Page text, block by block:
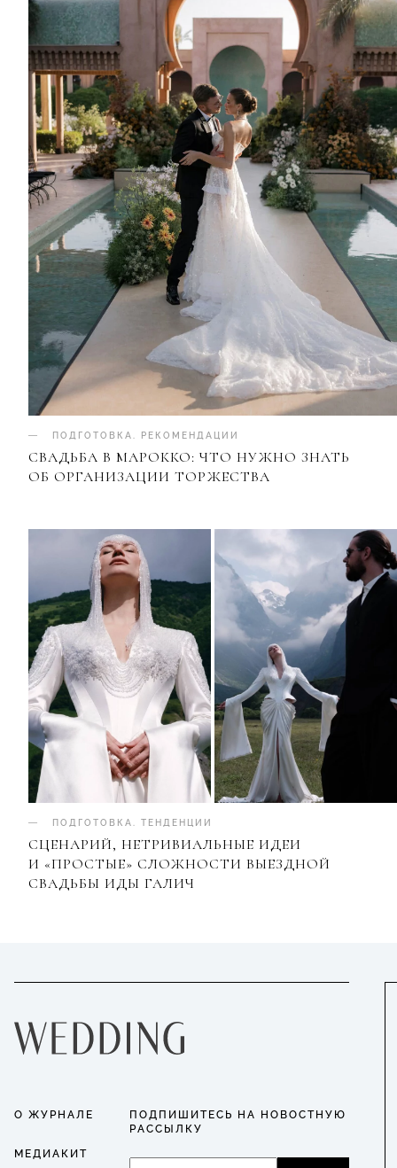
ПОДГОТОВКА РЕКОМЕНДАЦИИ
СВАДЬБА В МАРОККО: ЧТО НУЖНО ЗНАТЬ
ОБ ОРГАНИЗАЦИИ ТОРЖЕСТВА
ПОДГОТОВКА ТЕНДЕНЦИИ
СЦЕНАРИЙ, НЕТРИВИАЛЬНЫЕ ИДЕИ
И «ПРОСТЫЕ» СЛОЖНОСТИ ВЫЕЗДНОЙ
СВАДЬБЫ ИДЫ ГАЛИЧ
О ЖУРНАЛЕ
МЕДИАКИТ
ПОДПИШИТЕСЬ НА НОВОСТНУЮ
РАССЫЛКУ